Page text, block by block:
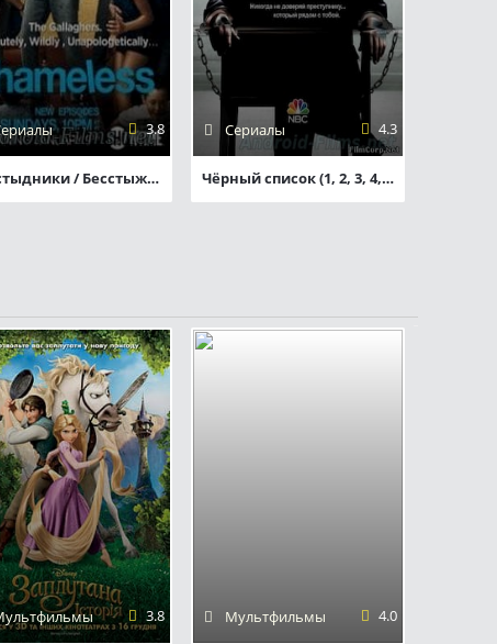
3.8
Бесстыдники / Бесстыжие (1-6 сезоны)
Сериалы 4.3
Чёрный список (1, 2, 3, 4, 5 сезон)
3.8 Мультфильмы 4.0